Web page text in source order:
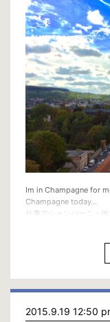
Im in Champagne for
Champagne today…
仕事でシャンパーニュ
2015.9.19 12:50